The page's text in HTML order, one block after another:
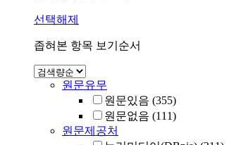
선택해제
좁혀본 항목 보기순서
원문유무
원문있음 (355)
원문없음 (111)
원문제공처